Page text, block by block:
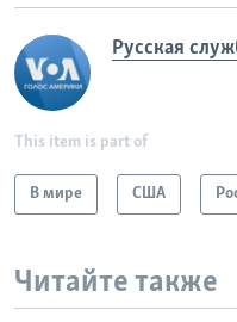
Русская
This item is part of
В мире США
Читайте также